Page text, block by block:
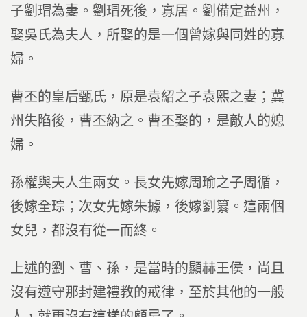
子劉瑁為妻。劉瑁死後，寡居。劉備定益州，
娶吳氏為夫人，所娶的是一個曾嫁與同姓的寡
婦。
曹丕的皇后甄氏，原是袁紹之子袁熙之妻；冀
州失陷後，曹丕納之。曹丕娶的，是敵人的媳
婦。
孫權與夫人生兩女。長女先嫁周瑜之子周循，
後嫁全琮；次女先嫁朱據，後嫁劉纂。這兩個
女兒，都沒有從一而終。
上述的劉、曹、孫，是當時的顯赫王侯，尚且
沒有遵守那封建禮教的戒律，至於其他的一般